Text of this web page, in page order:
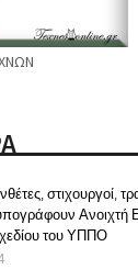
στιχουργοί,
Ανοιχτή
του ΥΠΠΟ